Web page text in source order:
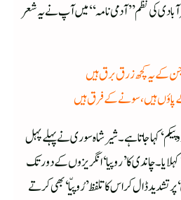
آبادی کی نظم ’’آدمی نامہ‘‘ میں آپ نے یہ شعر
کے یہ کچھ زرق برق ہیں
ہیں، سونے کے فرق ہیں
کہا جاتا ہے۔ شیر شاہ سوری نے پہلے پہل
کہلایا۔ چاندی کا ’روپیا‘ انگریزوں کے دور تک
تشدید ڈال کر اس کا تلفظ ’رُوپیّا‘ بھی کرتے